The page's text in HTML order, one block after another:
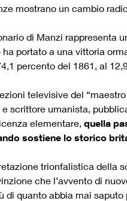
mostrano un cambio
di Manzi rappresenta
portato a una vittoria
percento del 1861, al
televisive del
scrittore umanista,
elementare, quella
sostiene lo storico
trionfalistica della
che l’avvento di
di quanto abbia mai